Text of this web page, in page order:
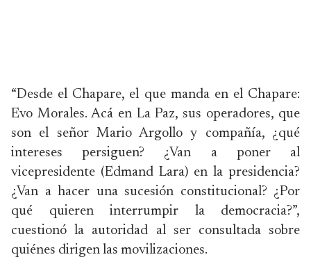
“Desde el Chapare, el que manda en el Chapare:
Evo Morales. Acá en La Paz, sus operadores, que
son el señor Mario Argollo y compañía, ¿qué
intereses persiguen? ¿Van a poner al
vicepresidente (Edmand Lara) en la presidencia?
¿Van a hacer una sucesión constitucional? ¿Por
qué quieren interrumpir la democracia?”,
cuestionó la autoridad al ser consultada sobre
quiénes dirigen las movilizaciones.